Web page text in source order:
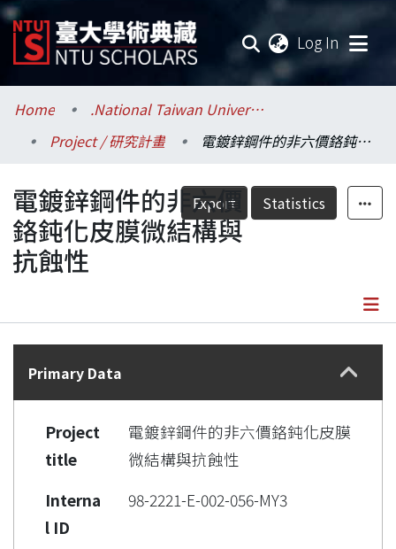
Log In
Communities & Collections
Research Outputs
Fundings & Projects
Researchers
Statistics
Home
.National Taiwan University / 國立臺灣大學
Project / 研究計畫
電鍍鋅鋼件的非六價鉻鈍化皮膜微結構與抗蝕性
Export Statistics
電鍍鋅鋼件的非六價
鉻鈍化皮膜微結構與
抗蝕性
Details
Primary Data
Project
title
電鍍鋅鋼件的非六價鉻鈍化皮膜
微結構與抗蝕性
Interna
l ID
98-2221-E-002-056-MY3